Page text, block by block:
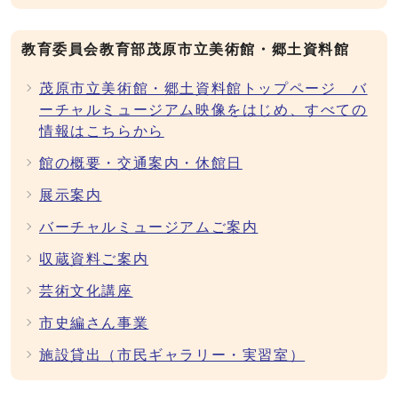
教育委員会教育部茂原市立美術館・郷土資料館
茂原市立美術館・郷土資料館トップページ バ
ーチャルミュージアム映像をはじめ、すべての
情報はこちらから
館の概要・交通案内・休館日
展示案内
バーチャルミュージアムご案内
収蔵資料ご案内
芸術文化講座
市史編さん事業
施設貸出（市民ギャラリー・実習室）